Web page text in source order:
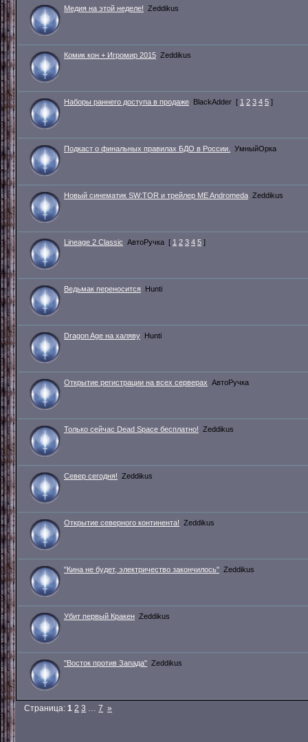
Медия на этой неделе! Zeddikus
Комик кон + Игромир 2015 Zeddikus
Наборы раннего доступа в продаже BlackAdder [ 1 2 3 4 5 ]
Подкаст о финальных правилах БДО в России. УмныйОрка
Новый синематик SW:TOR и трейлер ME Andromeda Zeddikus
Lineage 2 Classic АвтоРучка [ 1 2 3 4 5 ]
Ведьмак переносится Hunti
Dragon Age на халяву Hunti
Открытие регистрации на всех серверах АвтоРучка
Только сейчас Dead Space бесплатно! Zeddikus
Север сегодня! Zeddikus
Открытие северного континента! Zeddikus
"Кина не будет, электричество закончилось" Zeddikus
Убит первый Кракен Zeddikus
"Восток против Запада" Zeddikus
Страница:1 2 3 … 7 »